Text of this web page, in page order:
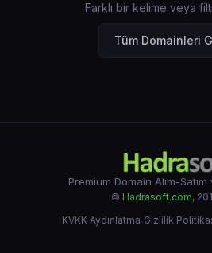
Farklı bir kelime veya
Tüm Domainleri
Premium Domain Alım-Satım
© Hadrasoft.com,
KVKK Aydınlatma·Gizlilik